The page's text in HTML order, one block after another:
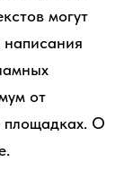
могут
написания
от
площадках. О